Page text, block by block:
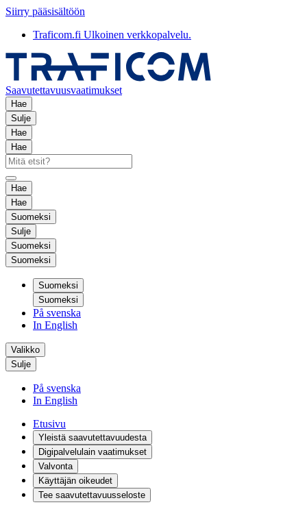
Siirry pääsisältöön
Traficom.fi Ulkoinen verkkopalvelu.
Saavutettavuusvaatimukset
Hae
Sulje
Hae
Hae
Hae
Hae
Suomeksi
Sulje
Suomeksi
Suomeksi
Suomeksi
Suomeksi
På svenska
In English
Valikko
Sulje
På svenska
In English
Etusivu
Yleistä saavutettavuudesta
Digipalvelulain vaatimukset
Valvonta
Käyttäjän oikeudet
Tee saavutettavuusseloste